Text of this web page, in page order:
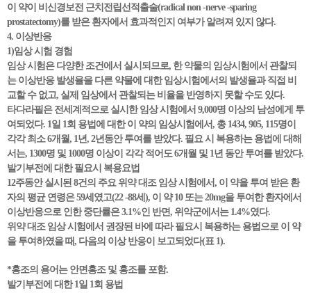
이 약이 비신경보전 근치전립선적출술(radical non -nerve -sparing
prostatectomy)를 받은 환자에서 효과적인지 여부가 알려져 있지 않다.
4. 이상반응
1)임상 시험 경험
임상 시험은 다양한 조건에서 실시되므로, 한 약물의 임상시험에서 관찰되
는 이상반응 발생율을 다른 약물에 대한 임상시험에서의 발생율과 직접 비
교할 수 없고, 실제 임상에서 관찰되는 비율을 반영하지 못할 수도 있다.
타다라필은 전세계적으로 실시한 임상 시험에서 9,000명 이상의 남성에게 투
여되었다. 1일 1회 용법에 대한 이 약의 임상시험에서, 총 1434, 905, 115명이
각각 최소 6개월, 1년, 2년동안 투여를 받았다. 필요 시 복용하는 용법에 대해
서는, 1300명 및 1000명 이상이 각각 적어도 6개월 및 1년 동안 투여를 받았다.
발기부전에 대한 필요시 복용요법
12주동안 실시된 8건의 주요 위약 대조 임상 시험에서, 이 약을 투여 받은 환
자의 평균 연령은 59세였고(22 -88세), 이 약 10 또는 20mg을 투여한 환자에서
이상반응으로 인한 중단률은 3.1%인 반면, 위약군에서는 1.4%였다.
위약 대조 임상 시험에서 권장된 바에 따라 필요시 복용하는 용법으로 이 약
을 투여하였을 때, 다음의 이상 반응이 보고되었다(표 1).
*홍조의 용어는 안면홍조 및 홍조를 포함.
발기부전에 대한 1일 1회 용법